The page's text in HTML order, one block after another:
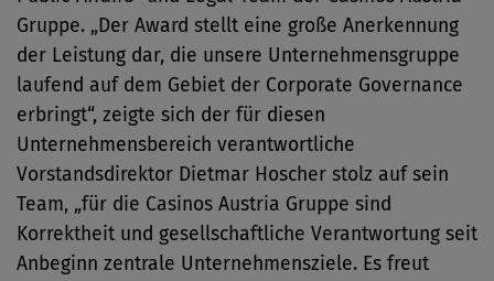
Gruppe. „Der Award stellt eine große Anerkennung
der Leistung dar, die unsere Unternehmensgruppe
laufend auf dem Gebiet der Corporate Governance
erbringt“, zeigte sich der für diesen
Unternehmensbereich verantwortliche
Vorstandsdirektor Dietmar Hoscher stolz auf sein
Team, „für die Casinos Austria Gruppe sind
Korrektheit und gesellschaftliche Verantwortung seit
Anbeginn zentrale Unternehmensziele. Es freut